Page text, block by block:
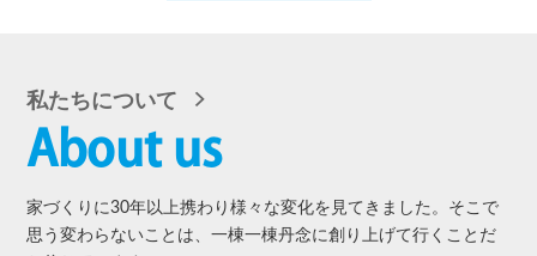
私たちについて
About us
家づくりに30年以上携わり様々な変化を見てきました。そこで
思う変わらないことは、一棟一棟丹念に創り上げて行くことだ